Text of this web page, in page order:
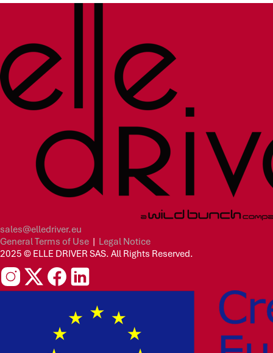
sales@elledriver.eu
General Terms of Use | Legal Notice
2025 © ELLE DRIVER SAS. All Rights Reserved.